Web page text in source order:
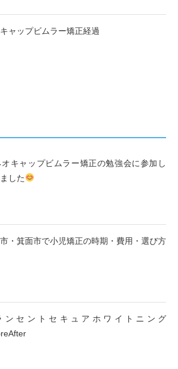
ャップビムラー矯正経過
オキャップビムラー矯正の勉強会に参加し
した
・箕面市で小児矯正の時期・費用・選び方
ンセントセキュアホワイトニング